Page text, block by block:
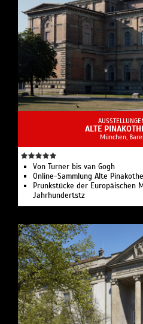
ALTE
München,
Von Turner bis van Gogh
Online-Sammlung Alte
Prunkstücke der Europäischen
Jahrhundertstz